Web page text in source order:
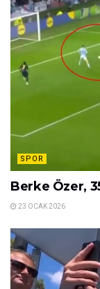
SPOR
Berke Özer,
23 OCAK 2026